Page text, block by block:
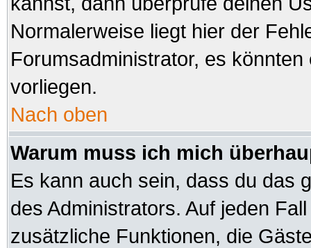
Normalerweise liegt hier der
Forumsadministrator, es
vorliegen.
Nach oben
Warum muss ich mich
Es kann auch sein, dass du das
des Administrators. Auf jeden
zusätzliche Funktionen, die